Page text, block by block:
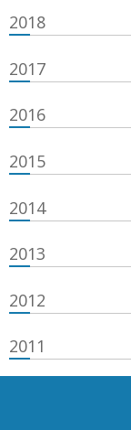
2018
2017
2016
2015
2014
2013
2012
2011